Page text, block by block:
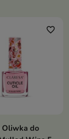
favorite_border
Oliwka do